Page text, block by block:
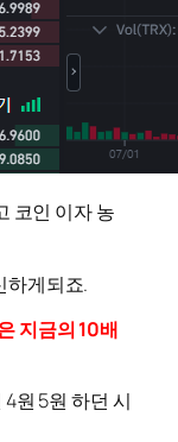
코인 이자 농
하게되죠.
지금의 10배
원 5원 하던 시